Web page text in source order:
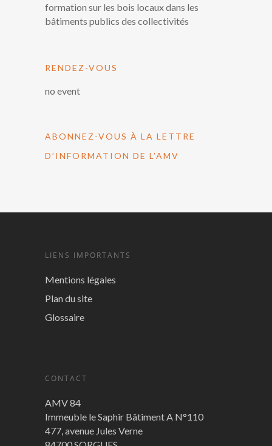
formation sur les bois locaux dans les
bâtiments publics des collectivités
RENDEZ-VOUS
no event
ABONNEZ-VOUS À LA LETTRE
D’INFORMATION DE L’AMV
LIENS IMPORTANTS
Mentions légales
Plan du site
Glossaire
CONTACT
AMV 84
Immeuble le Saphir Bâtiment A N°110
477, avenue Jules Verne